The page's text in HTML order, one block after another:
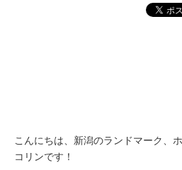
こんにちは、新潟のランドマーク、
コリンです！